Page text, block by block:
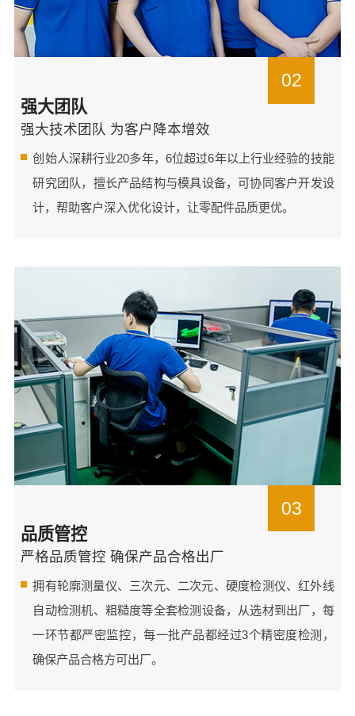
02
强大团队
强大技术团队 为客户降本增效
创始人深耕行业20多年，6位超过6年以上行业经验的技能
研究团队，擅长产品结构与模具设备，可协同客户开发设
计，帮助客户深入优化设计，让零配件品质更优。
03
品质管控
严格品质管控 确保产品合格出厂
拥有轮廓测量仪、三次元、二次元、硬度检测仪、红外线
自动检测机、粗糙度等全套检测设备，从选材到出厂，每
一环节都严密监控，每一批产品都经过3个精密度检测，
确保产品合格方可出厂。